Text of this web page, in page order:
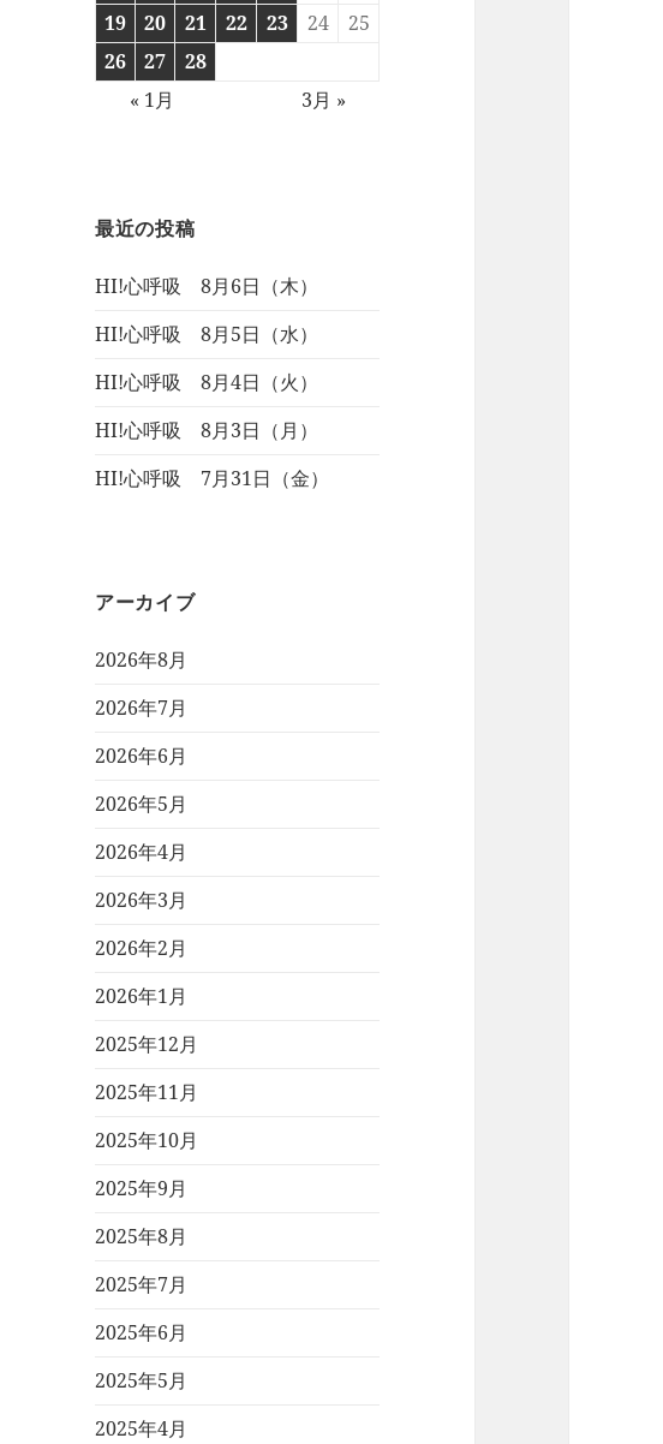
19
20 21 22 23 24
25
26
27
28
« 1月
3月 »
最近の投稿
HI!心呼吸 8月6日（木）
HI!心呼吸 8月5日（水）
HI!心呼吸 8月4日（火）
HI!心呼吸 8月3日（月）
HI!心呼吸 7月31日（金）
アーカイブ
2026年8月
2026年7月
2026年6月
2026年5月
2026年4月
2026年3月
2026年2月
2026年1月
2025年12月
2025年11月
2025年10月
2025年9月
2025年8月
2025年7月
2025年6月
2025年5月
2025年4月